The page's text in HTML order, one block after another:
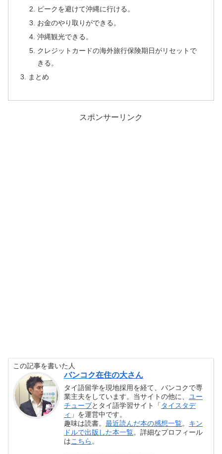
ピークを避けて沖縄に行ける。
お金のやり取りができる。
沖縄観光できる。
クレジットカードの海外旅行保険期日がリセットで
きる。
まとめ
スポンサーリンク
この記事を書いた人
バンコク在住の大さん
タイ語留学を現地採用を経て、バンコクで専
業主夫をしています。当サイトの他に、ユー
チューブとタイ語学習サイト「 タイスタデ
ィ 」を運営中です。
趣味は読書。最近読んだ本の感想一覧。 キン
ドルで出版した本一覧。詳細なプロフィール
はこちら。